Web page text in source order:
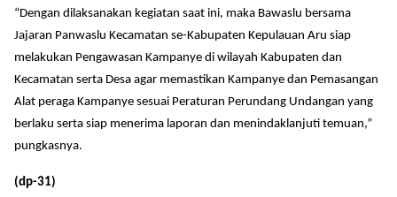
“Dengan dilaksanakan kegiatan saat ini, maka Bawaslu bersama
Jajaran Panwaslu Kecamatan se-Kabupaten Kepulauan Aru siap
melakukan Pengawasan Kampanye di wilayah Kabupaten dan
Kecamatan serta Desa agar memastikan Kampanye dan Pemasangan
Alat peraga Kampanye sesuai Peraturan Perundang Undangan yang
berlaku serta siap menerima laporan dan menindaklanjuti temuan,”
pungkasnya.
(dp-31)